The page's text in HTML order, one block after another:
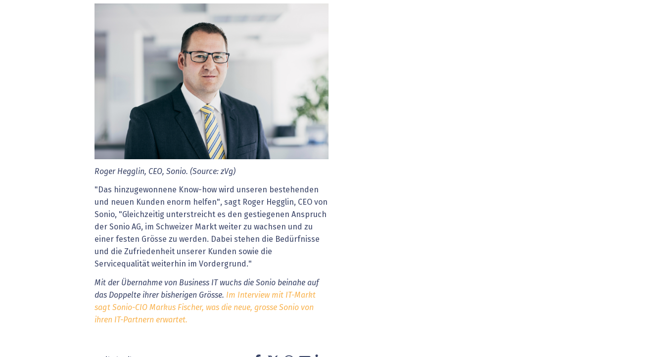
Roger Hegglin, CEO, Sonio. (Source: zVg)
"Das hinzugewonnene Know-how wird unseren bestehenden
und neuen Kunden enorm helfen", sagt Roger Hegglin, CEO von
Sonio, "Gleichzeitig unterstreicht es den gestiegenen Anspruch
der Sonio AG, im Schweizer Markt weiter zu wachsen und zu
einer festen Grösse zu werden. Dabei stehen die Bedürfnisse
und die Zufriedenheit unserer Kunden sowie die
Servicequalität weiterhin im Vordergrund."
Mit der Übernahme von Business IT wuchs die Sonio beinahe auf
das Doppelte ihrer bisherigen Grösse. Im Interview mit IT-Markt
sagt Sonio-CIO Markus Fischer, was die neue, grosse Sonio von
ihren IT-Partnern erwartet.